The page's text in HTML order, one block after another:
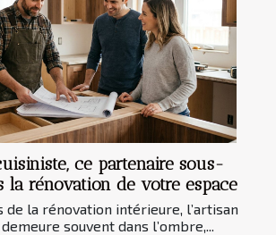
ce partenaire sous-
la rénovation de votre espace
de la rénovation intérieure, l’artisan
souvent dans l’ombre,...